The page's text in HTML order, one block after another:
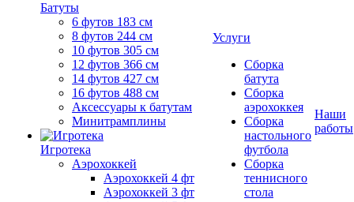
Батуты
6 футов 183 см
8 футов 244 см
10 футов 305 см
12 футов 366 см
14 футов 427 см
16 футов 488 см
Аксессуары к батутам
Минитрамплины
Игротека
Аэрохоккей
Аэрохоккей 4 фт
Аэрохоккей 3 фт
Услуги
Сборка
батута
Сборка
аэрохоккея
Сборка
настольного
футбола
Сборка
теннисного
стола
Наши
работы